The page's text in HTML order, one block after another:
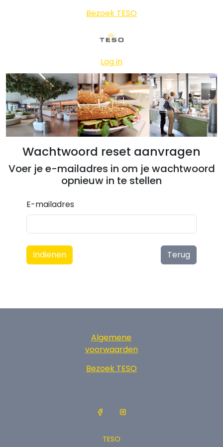
Bezoek TESO
Log in
Wachtwoord reset aanvragen
Voer je e-mailadres in om je wachtwoord
opnieuw in te stellen
E-mailadres
Indienen Terug
Algemene
voorwaarden
Bezoek TESO
TESO